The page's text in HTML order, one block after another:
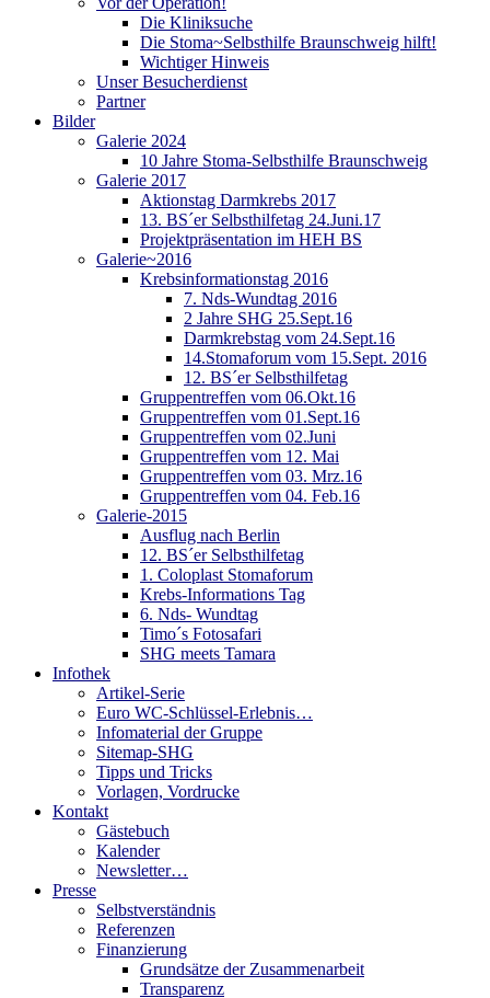
Die Kliniksuche
Die Stoma~Selbsthilfe Braunschweig hilft!
Wichtiger Hinweis
Unser Besucherdienst
Partner
Bilder
Galerie 2024
10 Jahre Stoma-Selbsthilfe Braunschweig
Galerie 2017
Aktionstag Darmkrebs 2017
13. BS´er Selbsthilfetag 24.Juni.17
Projektpräsentation im HEH BS
Galerie~2016
Krebsinformationstag 2016
7. Nds-Wundtag 2016
2 Jahre SHG 25.Sept.16
Darmkrebstag vom 24.Sept.16
14.Stomaforum vom 15.Sept. 2016
12. BS´er Selbsthilfetag
Gruppentreffen vom 06.Okt.16
Gruppentreffen vom 01.Sept.16
Gruppentreffen vom 02.Juni
Gruppentreffen vom 12. Mai
Gruppentreffen vom 03. Mrz.16
Gruppentreffen vom 04. Feb.16
Galerie-2015
Ausflug nach Berlin
12. BS´er Selbsthilfetag
1. Coloplast Stomaforum
Krebs-Informations Tag
6. Nds- Wundtag
Timo´s Fotosafari
SHG meets Tamara
Infothek
Artikel-Serie
Euro WC-Schlüssel-Erlebnis…
Infomaterial der Gruppe
Sitemap-SHG
Tipps und Tricks
Vorlagen, Vordrucke
Kontakt
Gästebuch
Kalender
Newsletter…
Presse
Selbstverständnis
Referenzen
Finanzierung
Grundsätze der Zusammenarbeit
Transparenz